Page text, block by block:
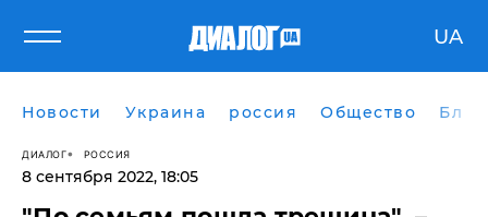
UA
Новости Украина россия Общество
ДИАЛОГ РОССИЯ
8 сентября 2022, 18:05